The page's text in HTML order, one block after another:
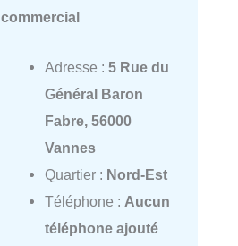
commercial
Adresse : 5 Rue du
Général Baron
Fabre, 56000
Vannes
Quartier : Nord-Est
Téléphone : Aucun
téléphone ajouté